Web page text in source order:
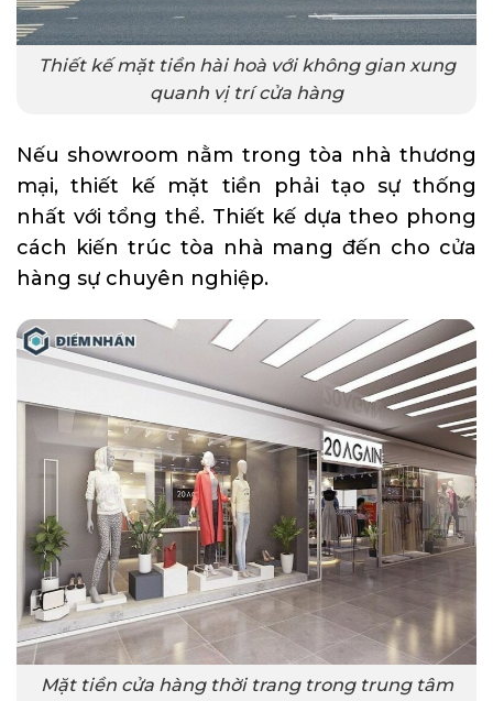
Thiết kế mặt tiền hài hoà với không gian xung
quanh vị trí cửa hàng
Nếu showroom nằm trong tòa nhà thương
mại, thiết kế mặt tiền phải tạo sự thống
nhất với tổng thể. Thiết kế dựa theo phong
cách kiến trúc tòa nhà mang đến cho cửa
hàng sự chuyên nghiệp.
Mặt tiền cửa hàng thời trang trong trung tâm